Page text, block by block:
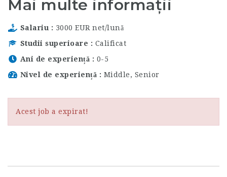
Mai multe informații
Salariu
3000 EUR net/lună
Studii superioare
Calificat
Ani de experiență
0-5
Nivel de experiență
Middle, Senior
Acest job a expirat!